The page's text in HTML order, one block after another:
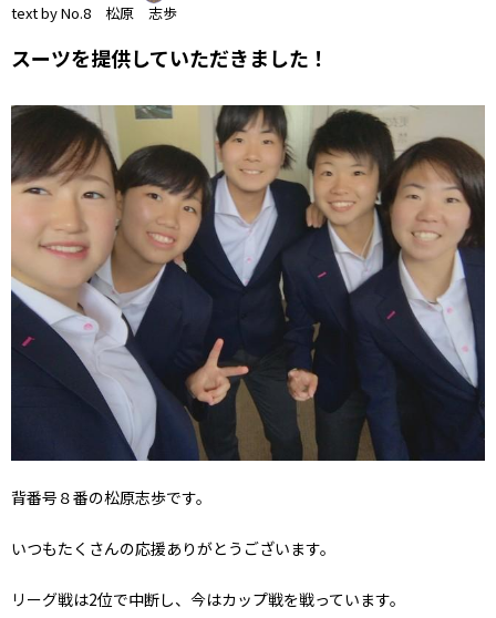
text by No.8 松原 志歩
スーツを提供していただきました！
背番号８番の松原志歩です。
いつもたくさんの応援ありがとうございます。
リーグ戦は2位で中断し、今はカップ戦を戦っています。